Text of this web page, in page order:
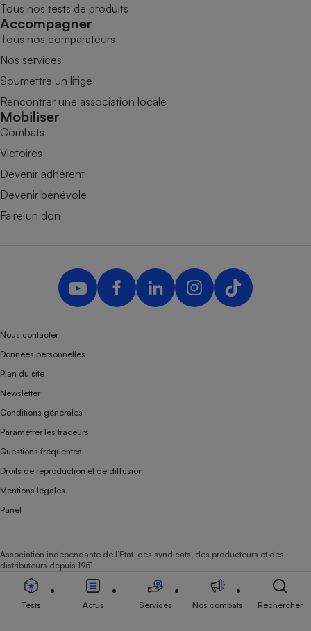
Tous nos tests de produits
Accompagner
Tous nos comparateurs
Nos services
Soumettre un litige
Rencontrer une association locale
Mobiliser
Combats
Victoires
Devenir adhérent
Devenir bénévole
Faire un don
Nous contacter
Données personnelles
Plan du site
Newsletter
Conditions générales
Paramétrer les traceurs
Questions fréquentes
Droits de reproduction et de diffusion
Mentions légales
Panel
Association indépendante de l’État, des syndicats, des producteurs et des
distributeurs depuis 1951.
Tests Actus Services Nos combats Rechercher